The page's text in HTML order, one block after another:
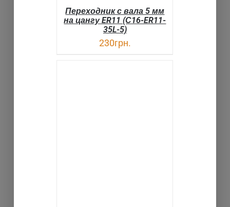
Переходник с вала 5 мм
на цангу ER11 (С16-ER11-
35L-5)
230грн.